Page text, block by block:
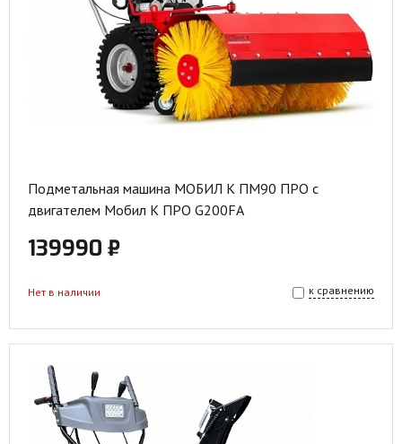
Подметальная машина МОБИЛ К ПМ90 ПРО с
двигателем Мобил К ПРО G200FA
139990 ₽
к сравнению
Нет в наличии